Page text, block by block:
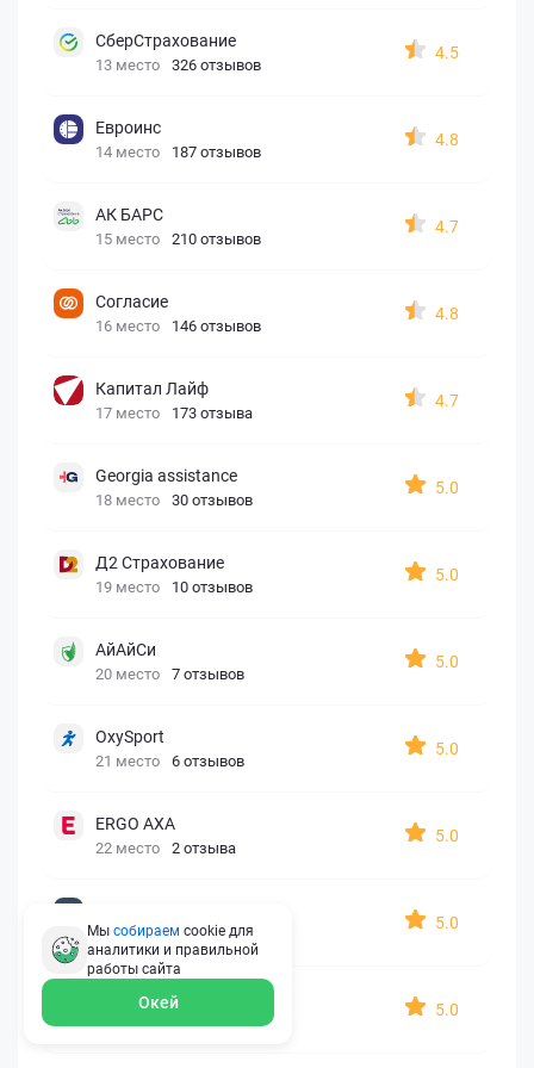
СберСтрахование
13 место 326 отзывов
4.5
Евроинс
14 место 187 отзывов
4.8
АК БАРС
15 место 210 отзывов
4.7
Согласие
16 место 146 отзывов
4.8
Капитал Лайф
17 место 173 отзыва
4.7
Georgia assistance
18 место 30 отзывов
5.0
Д2 Страхование
19 место 10 отзывов
5.0
АйАйСи
20 место 7 отзывов
5.0
OxySport
21 место 6 отзывов
5.0
ERGO AXA
22 место 2 отзыва
5.0
23 место 1 отзыв
5.0
УралСиб
5.0
Мы собираем cookie для
аналитики и правильной
работы сайта
Окей